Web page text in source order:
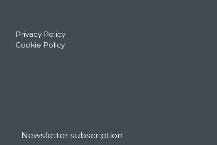
Privacy Policy
Cookie Policy
Newsletter subscription